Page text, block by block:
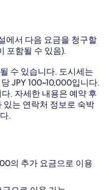
에서 다음 요금을 청구할
포함될 수 있음).
수 있습니다. 도시세는
JPY 100~10,000입니다.
. 자세한 내용은 예약 후
있는 연락처 정보로 숙박
.
의 추가 요금으로 이용